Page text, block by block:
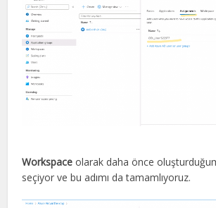
Workspace olarak daha önce
seçiyor ve bu adımı da tamamlıyoruz.